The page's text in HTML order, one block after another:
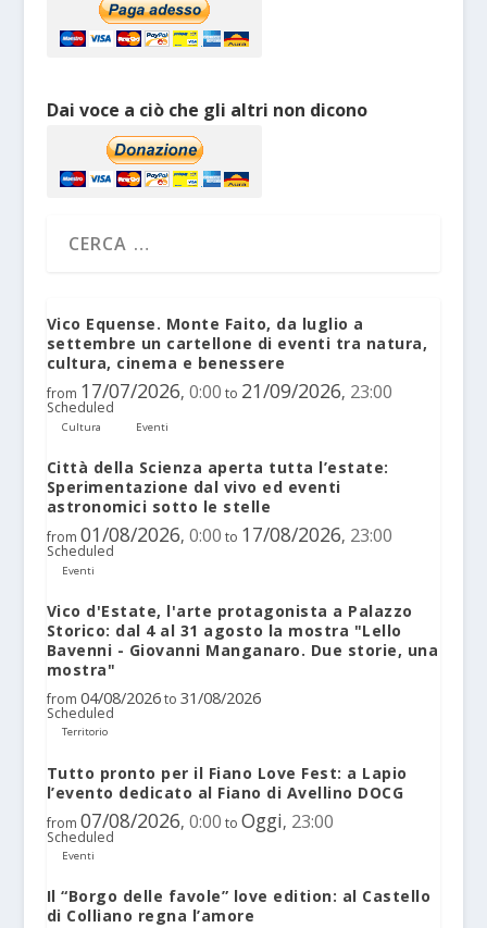
Dai voce a ciò che gli altri non dicono
Vico Equense. Monte Faito, da luglio a
settembre un cartellone di eventi tra natura,
cultura, cinema e benessere
from 17/07/2026, 0:00 to 21/09/2026, 23:00
Scheduled
Cultura Eventi
Città della Scienza aperta tutta l’estate:
Sperimentazione dal vivo ed eventi
astronomici sotto le stelle
from 01/08/2026, 0:00 to 17/08/2026, 23:00
Scheduled
Eventi
Vico d'Estate, l'arte protagonista a Palazzo
Storico: dal 4 al 31 agosto la mostra "Lello
Bavenni - Giovanni Manganaro. Due storie, una
mostra"
from 04/08/2026 to 31/08/2026
Scheduled
Territorio
Tutto pronto per il Fiano Love Fest: a Lapio
l’evento dedicato al Fiano di Avellino DOCG
from 07/08/2026, 0:00 to Oggi, 23:00
Scheduled
Eventi
Il “Borgo delle favole” love edition: al Castello
di Colliano regna l’amore